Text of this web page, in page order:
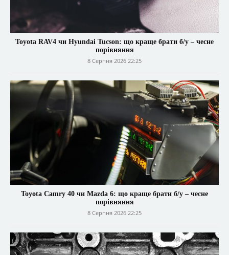
Toyota RAV4 чи Hyundai Tucson: що краще брати б/у – чесне
порівняння
8 Серпня 2026 22:25
Toyota Camry 40 чи Mazda 6: що краще брати б/у – чесне
порівняння
8 Серпня 2026 22:25